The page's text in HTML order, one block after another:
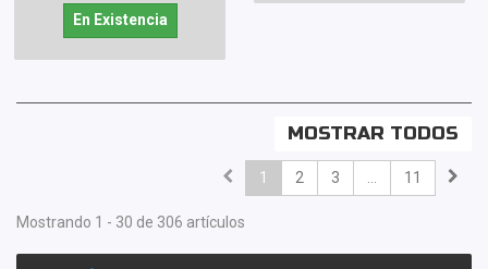
En Existencia
MOSTRAR TODOS
1 2 3 11
Mostrando 1 - 30 de 306 artículos